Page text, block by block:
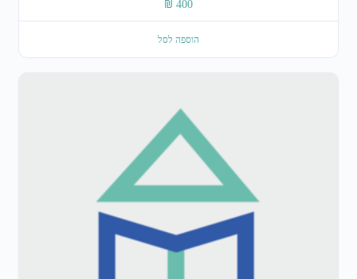
₪ 400
הוספה לסל